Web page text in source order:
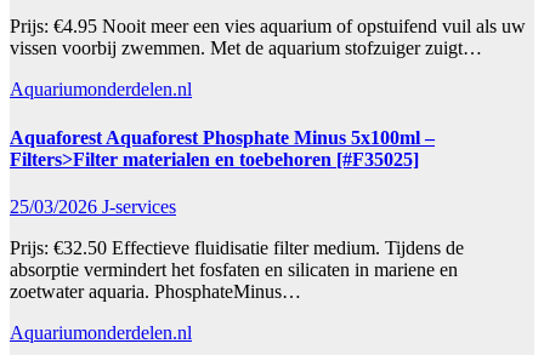
Prijs: €4.95 Nooit meer een vies aquarium of opstuifend vuil als uw
vissen voorbij zwemmen. Met de aquarium stofzuiger zuigt…
Aquariumonderdelen.nl
Aquaforest Aquaforest Phosphate Minus 5x100ml –
Filters>Filter materialen en toebehoren [#F35025]
25/03/2026 J-services
Prijs: €32.50 Effectieve fluidisatie filter medium. Tijdens de
absorptie vermindert het fosfaten en silicaten in mariene en
zoetwater aquaria. PhosphateMinus…
Aquariumonderdelen.nl